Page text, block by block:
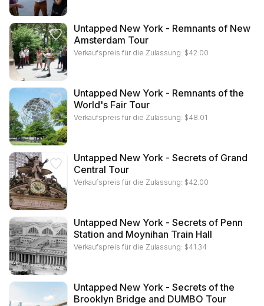
Untapped New York - Remnants of New
Amsterdam Tour
Verkaufspreis für die Zulassung: $42.00
Untapped New York - Remnants of the
World's Fair Tour
Verkaufspreis für die Zulassung: $48.01
Untapped New York - Secrets of Grand
Central Tour
Verkaufspreis für die Zulassung: $42.00
Untapped New York - Secrets of Penn
Station and Moynihan Train Hall
Verkaufspreis für die Zulassung: $41.34
Untapped New York - Secrets of the
Brooklyn Bridge and DUMBO Tour